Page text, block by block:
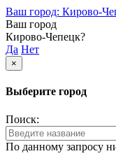
Ваш город: Кирово-
Ваш город
Кирово-Чепецк?
Да Нет
×
Выберите город
Поиск:
По данному запросу